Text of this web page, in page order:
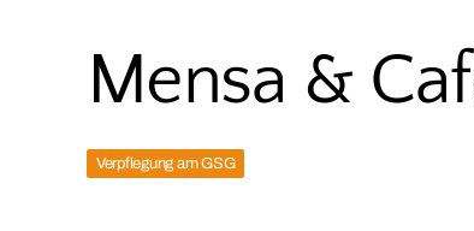
Mensa &
Verpflegung am GSG